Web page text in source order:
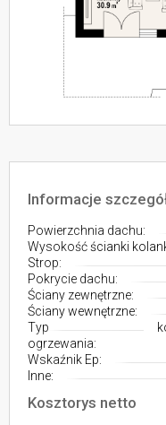
Informacje
Powierzchnia dachu:
Wysokość ścianki
Strop:
Pokrycie dachu:
Ściany zewnętrzne:
Ściany wewnętrzne:
Typ
ogrzewania:
Wskaźnik Ep:
Inne:
Kosztorys netto